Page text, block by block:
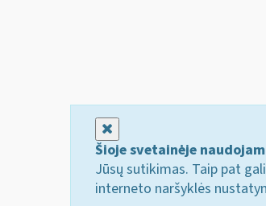
Šioje svetainėje
Jūsų sutikimas. Taip pat
interneto naršyklės